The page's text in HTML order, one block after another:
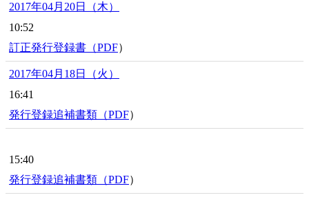
2017年04月20日（木）
10:52
訂正発行登録書（PDF）
2017年04月18日（火）
16:41
発行登録追補書類（PDF）
15:40
発行登録追補書類（PDF）